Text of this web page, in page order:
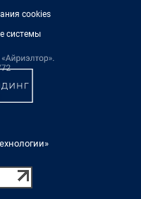
cookies
системы